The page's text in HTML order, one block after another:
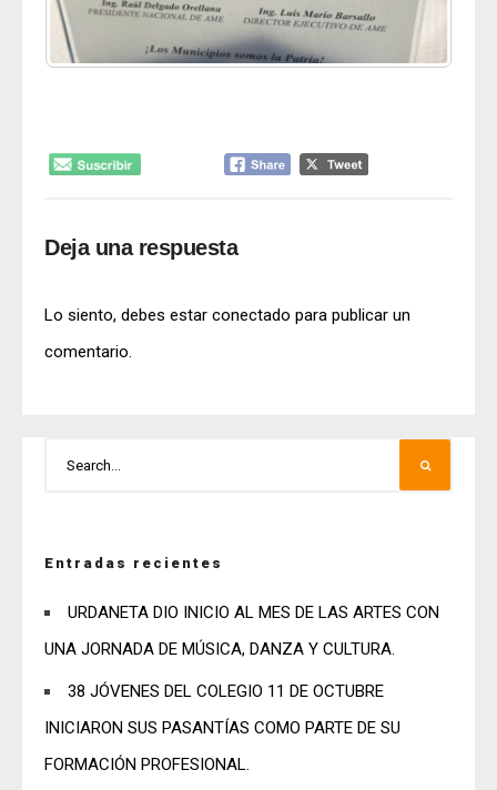
Deja una respuesta
Lo siento, debes estar conectado para publicar un
comentario.
Entradas recientes
URDANETA DIO INICIO AL MES DE LAS ARTES CON
UNA JORNADA DE MÚSICA, DANZA Y CULTURA.
38 JÓVENES DEL COLEGIO 11 DE OCTUBRE
INICIARON SUS PASANTÍAS COMO PARTE DE SU
FORMACIÓN PROFESIONAL.